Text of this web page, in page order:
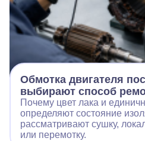
Обмотка двигателя
выбирают способ
Почему цвет лака и
определяют состояние
рассматривают сушку,
или перемотку.